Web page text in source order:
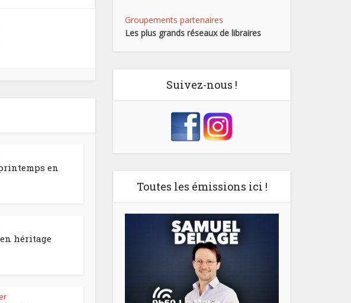
en
héritage
Groupements partenaires
Les plus grands réseaux de libraires
Suivez-nous !
Toutes les émissions ici !